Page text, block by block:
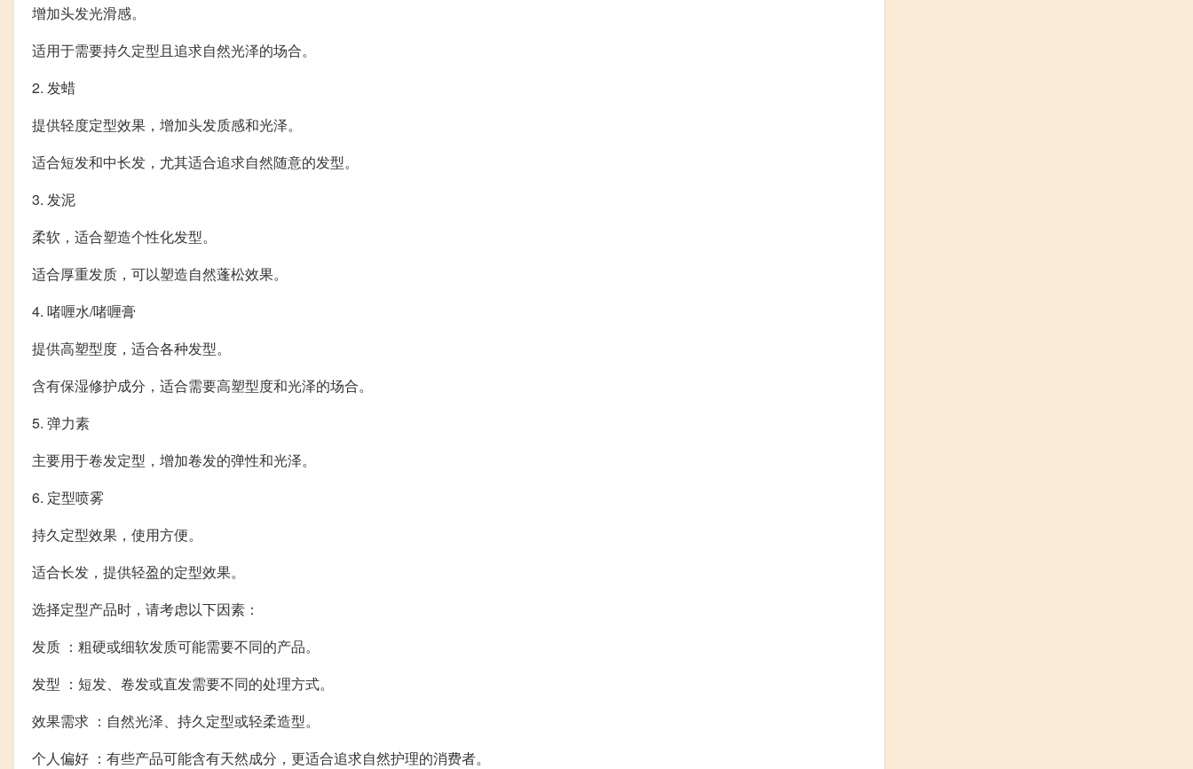
增加头发光滑感。
适用于需要持久定型且追求自然光泽的场合。
2. 发蜡
提供轻度定型效果，增加头发质感和光泽。
适合短发和中长发，尤其适合追求自然随意的发型。
3. 发泥
柔软，适合塑造个性化发型。
适合厚重发质，可以塑造自然蓬松效果。
4. 啫喱水/啫喱膏
提供高塑型度，适合各种发型。
含有保湿修护成分，适合需要高塑型度和光泽的场合。
5. 弹力素
主要用于卷发定型，增加卷发的弹性和光泽。
6. 定型喷雾
持久定型效果，使用方便。
适合长发，提供轻盈的定型效果。
选择定型产品时，请考虑以下因素：
发质 ：粗硬或细软发质可能需要不同的产品。
发型 ：短发、卷发或直发需要不同的处理方式。
效果需求 ：自然光泽、持久定型或轻柔造型。
个人偏好 ：有些产品可能含有天然成分，更适合追求自然护理的消费者。